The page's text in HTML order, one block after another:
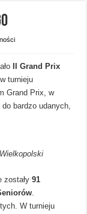
II Grand Prix
turnieju
Grand Prix, w
bardzo udanych,
zostały91
.
W turnieju